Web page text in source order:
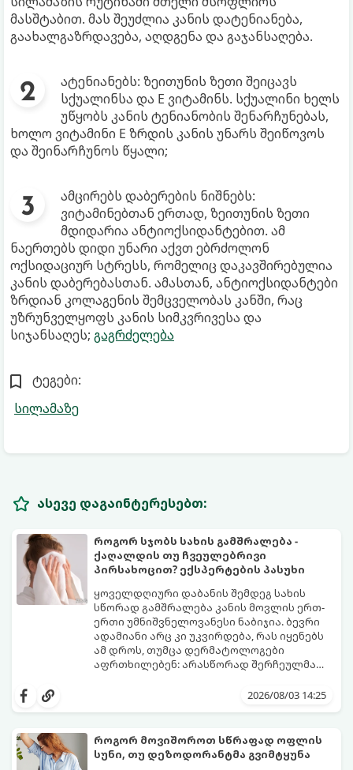
მასშტაბით. მას შეუძლია კანის დატენიანება,
გაახალგაზრდავება, აღდგენა და გაჯანსაღება.
ატენიანებს: ზეითუნის ზეთი შეიცავს
სქუალინსა და E ვიტამინს. სქუალინი ხელს
უწყობს კანის ტენიანობის შენარჩუნებას,
ხოლო ვიტამინი E ზრდის კანის უნარს შეიწოვოს
და შეინარჩუნოს წყალი;
ამცირებს დაბერების ნიშნებს:
ვიტამინებთან ერთად, ზეითუნის ზეთი
მდიდარია ანტიოქსიდანტებით. ამ
ნაერთებს დიდი უნარი აქვთ ებრძოლონ
ოქსიდაციურ სტრესს, რომელიც დაკავშირებულია
კანის დაბერებასთან. ამასთან, ანტიოქსიდანტები
ზრდიან კოლაგენის შემცველობას კანში, რაც
უზრუნველყოფს კანის სიმკვრივესა და
სიჯანსაღეს; გაგრძელება
ტეგები:
სილამაზე
ასევე დაგაინტერესებთ:
როგორ სჯობს სახის გამშრალება -
ქაღალდის თუ ჩვეულებრივი
პირსახოცით? ექსპერტების პასუხი
ყოველდღიური დაბანის შემდეგ სახის
სწორად გამშრალება კანის მოვლის ერთ-
ერთი უმნიშვნელოვანესი ნაბიჯია. ბევრი
ადამიანი არც კი უკვირდება, რას იყენებს
ამ დროს, თუმცა დერმატოლოგები
აფრთხილებენ: არასწორად შერჩეულმა
გამონაყარი, კანის გაღიზიანება და
კანის ჯანმრთელობისთვის - ტრადიციული
2026/08/03 14:25
როგორ მოვიშოროთ სწრაფად ოფლის
სუნი, თუ დეზოდორანტმა გვიმტყუნა